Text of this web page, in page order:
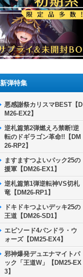
新弾特集
悪感謝祭カリスマBEST【D
M26-EX2】
逆札篇第2弾燃えろ禁断!逆
転のドギラゴン革命!!【DM
26-RP2】
ますますつよいパック25の
援軍【DM26-EX1】
逆札篇第1弾逆転神VS切札
竜【DM26-RP1】
ドキドキつよいデッキ25の
王道【DM26-SD1】
エピソード4パンドラ・ウ
ォーズ【DM25-EX4】
邪神爆発デュエナマイトパ
ック「王道W」【DM25-EX
3】